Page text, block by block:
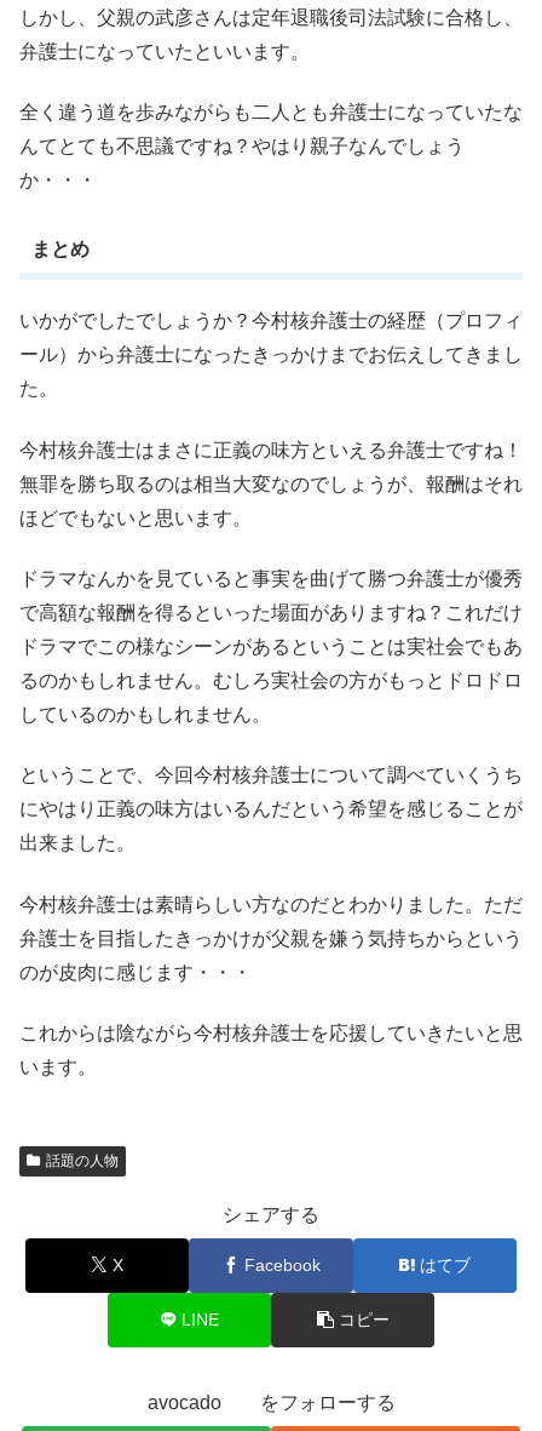
しかし、父親の武彦さんは定年退職後司法試験に合格し、
弁護士になっていたといいます。
全く違う道を歩みながらも二人とも弁護士になっていたな
んてとても不思議ですね？やはり親子なんでしょう
か・・・
まとめ
いかがでしたでしょうか？今村核弁護士の経歴（プロフィ
ール）から弁護士になったきっかけまでお伝えしてきまし
た。
今村核弁護士はまさに正義の味方といえる弁護士ですね！
無罪を勝ち取るのは相当大変なのでしょうが、報酬はそれ
ほどでもないと思います。
ドラマなんかを見ていると事実を曲げて勝つ弁護士が優秀
で高額な報酬を得るといった場面がありますね？これだけ
ドラマでこの様なシーンがあるということは実社会でもあ
るのかもしれません。むしろ実社会の方がもっとドロドロ
しているのかもしれません。
ということで、今回今村核弁護士について調べていくうち
にやはり正義の味方はいるんだという希望を感じることが
出来ました。
今村核弁護士は素晴らしい方なのだとわかりました。ただ
弁護士を目指したきっかけが父親を嫌う気持ちからという
のが皮肉に感じます・・・
これからは陰ながら今村核弁護士を応援していきたいと思
います。
話題の人物
シェアする
X Facebook はてブ
LINE コピー
avocado をフォローする